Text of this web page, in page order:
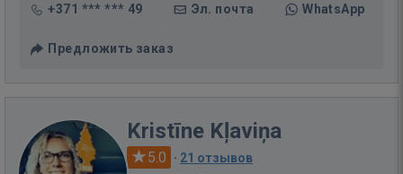
+371 *** *** 49 Эл. почта WhatsApp
Предложить заказ
Kristīne Kļaviņa
5.0 · 21 отзывов